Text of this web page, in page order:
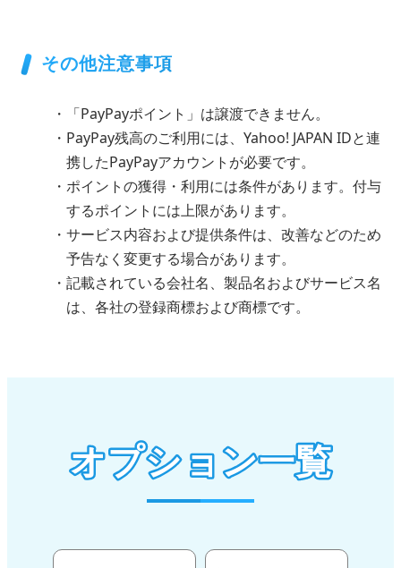
その他注意事項
「PayPayポイント」は譲渡できません。
PayPay残高のご利用には、Yahoo! JAPAN IDと連
携したPayPayアカウントが必要です。
ポイントの獲得・利用には条件があります。付与
するポイントには上限があります。
サービス内容および提供条件は、改善などのため
予告なく変更する場合があります。
記載されている会社名、製品名およびサービス名
は、各社の登録商標および商標です。